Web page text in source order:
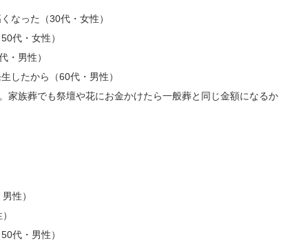
なった（30代・女性）
代・女性）
・男性）
したから（60代・男性）
家族葬でも祭壇や花にお金かけたら一般葬と同じ金額になるか
性）
代・男性）